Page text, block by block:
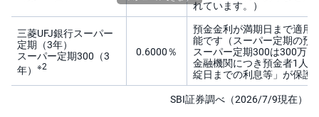
れています。）
三菱UFJ銀行スーパー
定期（3年）
スーパー定期300（3
年） ※2
0.6000％
預金金利が満期日まで適用
能です（スーパー定期の預
スーパー定期300は300万
金融機関につき預金者1人
綻日までの利息等」が保護
SBI証券調べ（2026/7/9現在）